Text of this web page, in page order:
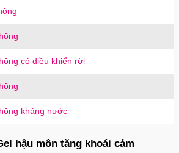
có điều khiển rời
kháng nước
hậu môn tăng khoái cảm